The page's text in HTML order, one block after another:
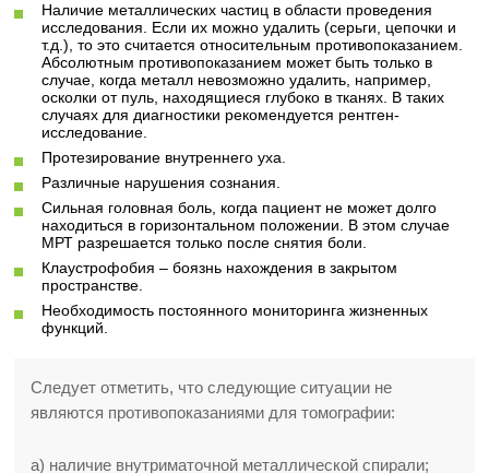
Наличие металлических частиц в области проведения
исследования. Если их можно удалить (серьги, цепочки и
т.д.), то это считается относительным противопоказанием.
Абсолютным противопоказанием может быть только в
случае, когда металл невозможно удалить, например,
осколки от пуль, находящиеся глубоко в тканях. В таких
случаях для диагностики рекомендуется рентген-
исследование.
Протезирование внутреннего уха.
Различные нарушения сознания.
Сильная головная боль, когда пациент не может долго
находиться в горизонтальном положении. В этом случае
МРТ разрешается только после снятия боли.
Клаустрофобия – боязнь нахождения в закрытом
пространстве.
Необходимость постоянного мониторинга жизненных
функций.
Следует отметить, что следующие ситуации не
являются противопоказаниями для томографии:
а) наличие внутриматочной металлической спирали;